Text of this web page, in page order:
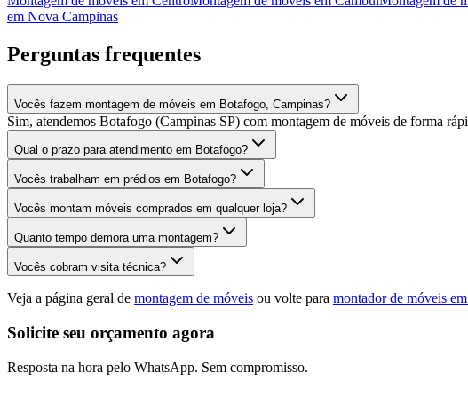
em Nova Campinas
Perguntas frequentes
Vocês fazem montagem de móveis em Botafogo, Campinas?
Sim, atendemos Botafogo (Campinas SP) com montagem de móveis de forma
Qual o prazo para atendimento em Botafogo?
Vocês trabalham em prédios em Botafogo?
Vocês montam móveis comprados em qualquer loja?
Quanto tempo demora uma montagem?
Vocês cobram visita técnica?
Veja a página geral de montagem de móveis ou volte para montador de móveis
Solicite seu orçamento agora
Resposta na hora pelo WhatsApp. Sem compromisso.